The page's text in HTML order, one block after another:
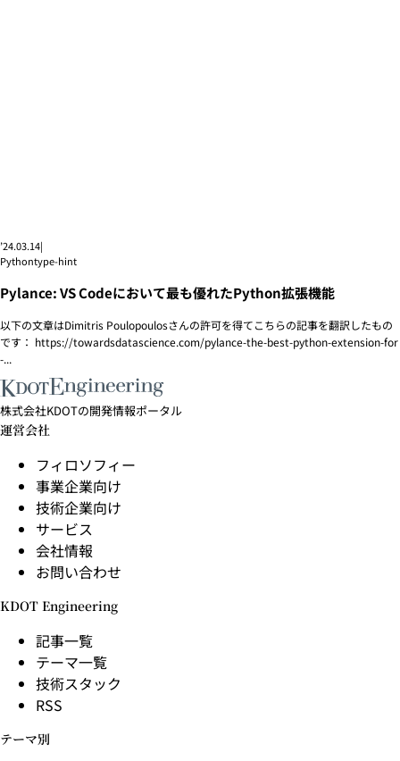
’24.03.14|
Pythontype-hint
Pylance: VS Codeにおいて最も優れたPython拡張機能
以下の文章はDimitris Poulopoulosさんの許可を得てこちらの記事を翻訳したもの
です： https://towardsdatascience.com/pylance-the-best-python-extension-for
-...
株式会社KDOTの開発情報ポータル
運営会社
フィロソフィー
事業企業向け
技術企業向け
サービス
会社情報
お問い合わせ
KDOT Engineering
記事一覧
テーマ一覧
技術スタック
RSS
テーマ別